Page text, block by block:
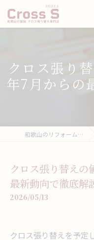
クロス張り
年7月からの
和歌山のリフォームなら壁紙張り替え専門店クロスエス
クロス張り替えの
最新動向で徹底解
2026/05/13
クロス張り替えを予定